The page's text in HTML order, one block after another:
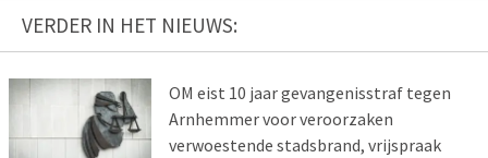
VERDER IN HET NIEUWS:
OM eist 10 jaar gevangenisstraf tegen
Arnhemmer voor veroorzaken
verwoestende stadsbrand, vrijspraak